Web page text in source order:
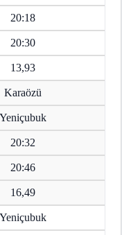
20:18
20:30
13,93
Karaözü
Yeniçubuk
20:32
20:46
16,49
Yeniçubuk